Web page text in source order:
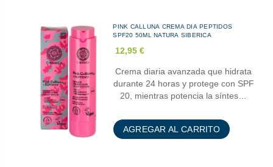
PINK CALLUNA CREMA DIA PEPTIDOS
SPF20 50ML NATURA SIBERICA
12,95 €
Crema diaria avanzada que hidrata
durante 24 horas y protege con SPF
20, mientras potencia la síntes…
AGREGAR AL CARRITO